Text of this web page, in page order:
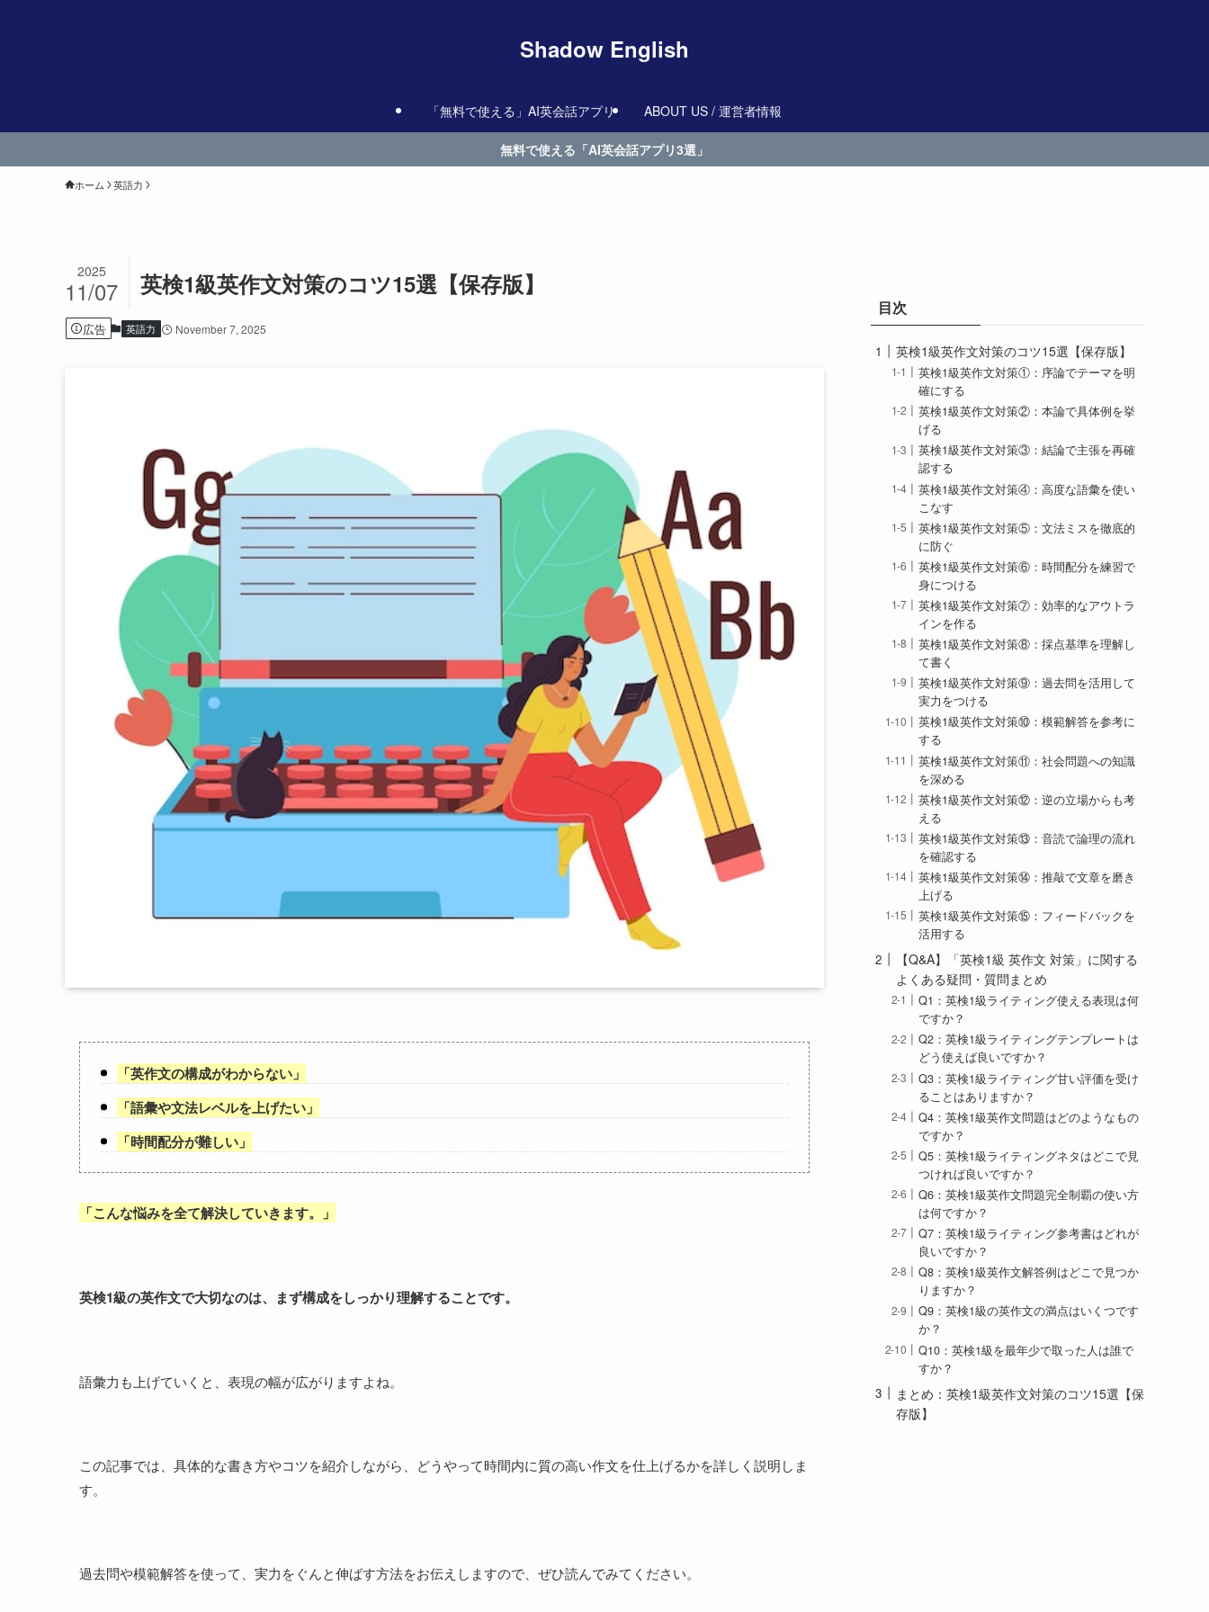
Shadow English
「無料で使える」AI英会話アプリ ABOUT US / 運営者情報
無料で使える「AI英会話アプリ3選」
ホーム 英語力
英検1級英作文対策のコツ15選【保存版】
2025
11/07
広告 英語力 November 7, 2025
「英作文の構成がわからない 」
「語彙や文法レベルを上げたい 」
「時間配分が難しい 」
「こんな悩みを全て解決していきます。 」
英検1級の英作文で大切なのは、まず構成をしっかり理解することです。
語彙力も上げていくと、表現の幅が広がりますよね。
この記事では、具体的な書き方やコツを紹介しながら、どうやって時間内に質の高い作文を仕上げるかを詳しく説明しま
す。
過去問や模範解答を使って、実力をぐんと伸ばす方法をお伝えしますので、ぜひ読んでみてください。
目次
英検1級英作文対策のコツ15選【保存版】
英検1級英作文対策①：序論でテーマを明
確にする
英検1級英作文対策②：本論で具体例を挙
げる
英検1級英作文対策③：結論で主張を再確
認する
英検1級英作文対策④：高度な語彙を使い
こなす
英検1級英作文対策⑤：文法ミスを徹底的
に防ぐ
英検1級英作文対策⑥：時間配分を練習で
身につける
英検1級英作文対策⑦：効率的なアウトラ
インを作る
英検1級英作文対策⑧：採点基準を理解し
て書く
英検1級英作文対策⑨：過去問を活用して
実力をつける
英検1級英作文対策⑩：模範解答を参考に
する
英検1級英作文対策⑪：社会問題への知識
を深める
英検1級英作文対策⑫：逆の立場からも考
える
英検1級英作文対策⑬：音読で論理の流れ
を確認する
英検1級英作文対策⑭：推敲で文章を磨き
上げる
英検1級英作文対策⑮：フィードバックを
活用する
【Q&A】「英検1級 英作文 対策」に関する
よくある疑問・質問まとめ
Q1：英検1級ライティング使える表現は何
ですか？
Q2：英検1級ライティングテンプレートは
どう使えば良いですか？
Q3：英検1級ライティング甘い評価を受け
ることはありますか？
Q4：英検1級英作文問題はどのようなもの
ですか？
Q5：英検1級ライティングネタはどこで見
つければ良いですか？
Q6：英検1級英作文問題完全制覇の使い方
は何ですか？
Q7：英検1級ライティング参考書はどれが
良いですか？
Q8：英検1級英作文解答例はどこで見つか
りますか？
Q9：英検1級の英作文の満点はいくつです
か？
Q10：英検1級を最年少で取った人は誰で
すか？
まとめ：英検1級英作文対策のコツ15選【保
存版】